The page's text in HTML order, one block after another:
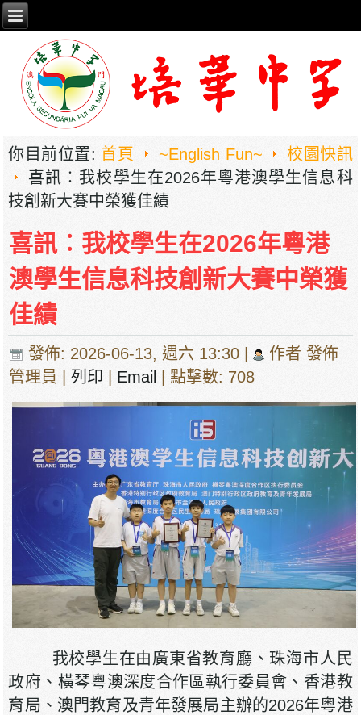
你目前位置: 首頁 ~English Fun~
校園快訊
喜訊︰我校學生在2026年粵港澳學生信息科
技創新大賽中榮獲佳績
喜訊︰我校學生在2026年粵港
澳學生信息科技創新大賽中榮獲
佳績
發佈: 2026-06-13, 週六 13:30 |
作者 發佈
管理員
|列印 Email | 點擊數: 708
我校學生在由廣東省教育廳、珠海市人民
政府、橫琴粵澳深度合作區執行委員會、香港教
育局、澳門教育及青年發展局主辦的2026年粵港